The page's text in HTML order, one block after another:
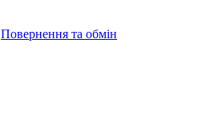
Повернення та обмін